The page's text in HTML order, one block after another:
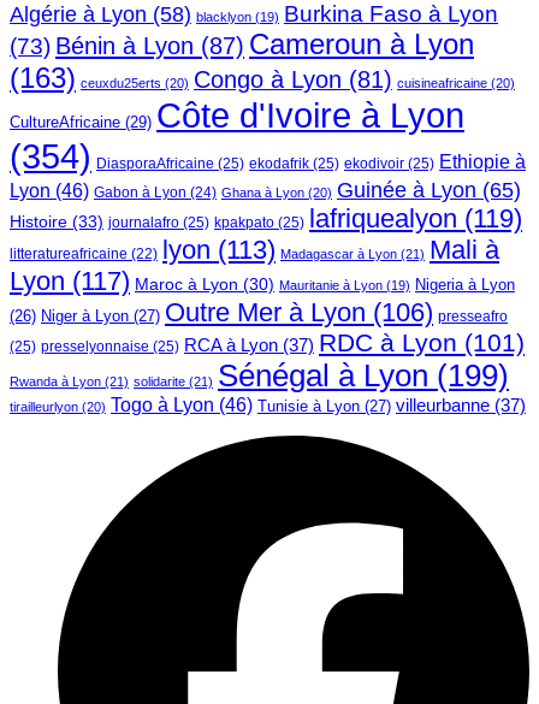
Algérie à Lyon (58) blacklyon (19) Burkina Faso à Lyon
(73) Bénin à Lyon (87) Cameroun à Lyon
(163) ceuxdu25erts (20) Congo à Lyon (81) cuisineafricaine (20)
CultureAfricaine (29) Côte d'Ivoire à Lyon
(354) DiasporaAfricaine (25) ekodafrik (25) ekodivoir (25) Ethiopie à
Lyon (46) Gabon à Lyon (24) Ghana à Lyon (20) Guinée à Lyon (65)
Histoire (33) journalafro (25) kpakpato (25) lafriquealyon (119)
litteratureafricaine (22) lyon (113) Madagascar à Lyon (21) Mali à
Lyon (117) Maroc à Lyon (30) Mauritanie à Lyon (19) Nigeria à Lyon
(26) Niger à Lyon (27) Outre Mer à Lyon (106) presseafro
(25) presselyonnaise (25) RCA à Lyon (37) RDC à Lyon (101)
Rwanda à Lyon (21) solidarite (21) Sénégal à Lyon (199)
tirailleurlyon (20) Togo à Lyon (46) Tunisie à Lyon (27) villeurbanne (37)